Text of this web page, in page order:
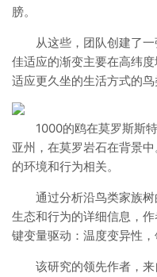
膀。
从这些，团队创建了
佳适应的渐变主要在高纬
适应更久坐的生活方式的鸟
1000的鸥在莫罗斯斯
亚州，在莫罗岩石在背景
的环境和行为相关。
通过分析沿鸟类家族
生态和行为的详细信息，
键变量驱动：温度变异性，
该研究的领先作者，